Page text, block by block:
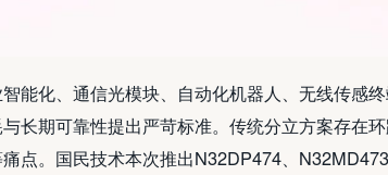
能化、通信光模块、自动化机器人、无线传感
长期可靠性提出严苛标准。传统分立方案存在
点。国民技术本次推出N32DP474、